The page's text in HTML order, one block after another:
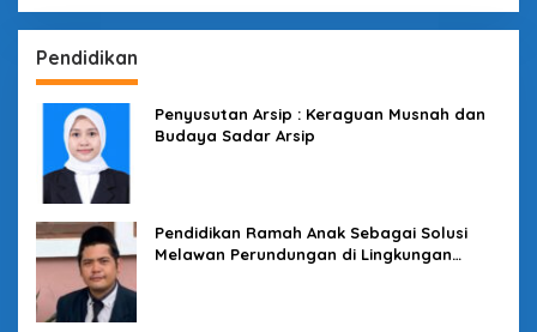
Pendidikan
Penyusutan Arsip : Keraguan Musnah dan
Budaya Sadar Arsip
Pendidikan Ramah Anak Sebagai Solusi
Melawan Perundungan di Lingkungan